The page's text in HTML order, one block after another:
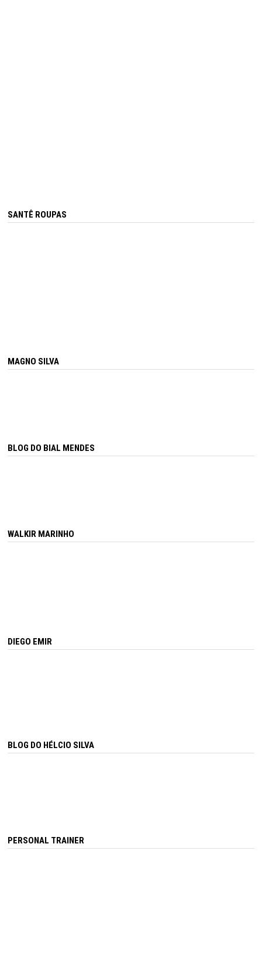
SANTÊ ROUPAS
MAGNO SILVA
BLOG DO BIAL MENDES
WALKIR MARINHO
DIEGO EMIR
BLOG DO HÉLCIO SILVA
PERSONAL TRAINER